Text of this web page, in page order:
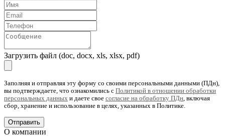
Загрузить файл (doc, docx, xls, xlsx, pdf)
Заполняя и отправляя эту форму со своими персональными данными (ПДн),
вы подтверждаете, что ознакомились с Политикой в отношении обработки
персональных данных и даете свое согласие на обработку ПДн, включая
сбор, хранение и использование в целях, указанных в Политике.
О компании